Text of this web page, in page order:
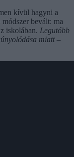
kívül hagyni a
bevált: ma
iskolában. Legutóbb
miatt –